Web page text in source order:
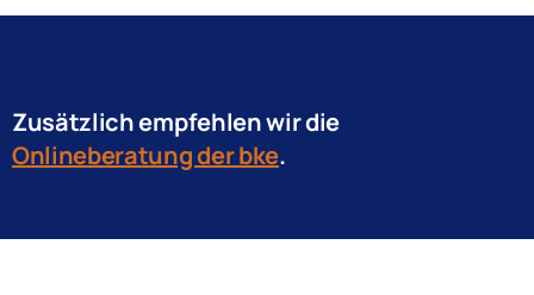
Zusätzlich empfehlen wir die
Onlineberatung der bke.